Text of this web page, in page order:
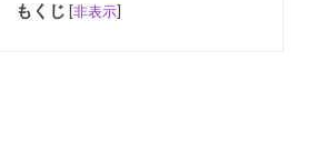
もくじ [非表示]